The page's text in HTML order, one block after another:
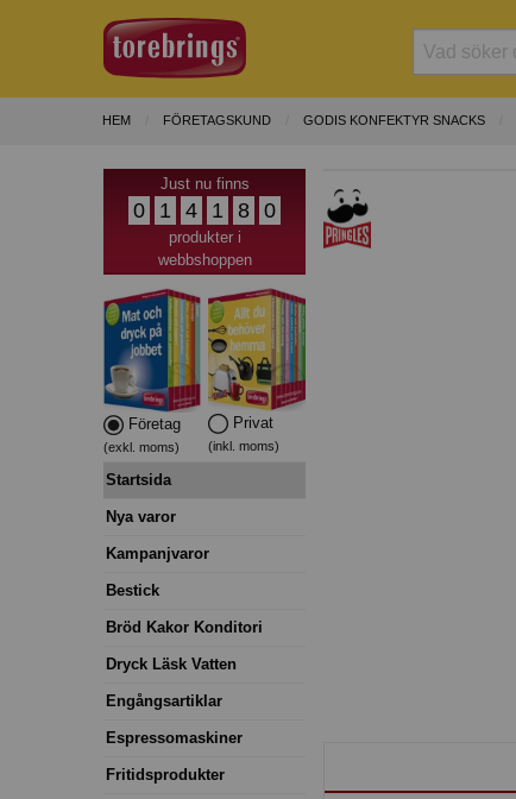
HEM FÖRETAGSKUND GODIS KONFEKTYR SNACKS
Just nu finns
0 1 4 1 8 0
produkter i
webbshoppen
Företag
(exkl. moms)
Privat
(inkl. moms)
Startsida
Nya varor
Kampanjvaror
Bestick
Bröd Kakor Konditori
Dryck Läsk Vatten
Engångsartiklar
Espressomaskiner
Fritidsprodukter